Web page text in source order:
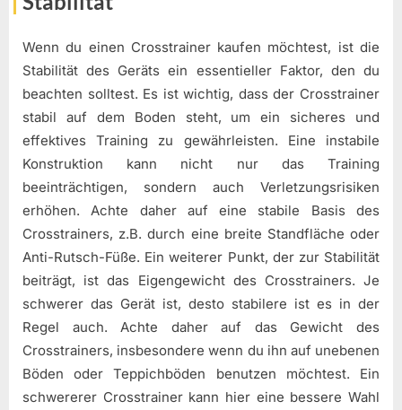
Wenn du einen Crosstrainer kaufen möchtest, ist die
Stabilität des Geräts ein essentieller Faktor, den du
beachten solltest. Es ist wichtig, dass der Crosstrainer
stabil auf dem Boden steht, um ein sicheres und
effektives Training zu gewährleisten. Eine instabile
Konstruktion kann nicht nur das Training
beeinträchtigen, sondern auch Verletzungsrisiken
erhöhen. Achte daher auf eine stabile Basis des
Crosstrainers, z.B. durch eine breite Standfläche oder
Anti-Rutsch-Füße. Ein weiterer Punkt, der zur Stabilität
beiträgt, ist das Eigengewicht des Crosstrainers. Je
schwerer das Gerät ist, desto stabilere ist es in der
Regel auch. Achte daher auf das Gewicht des
Crosstrainers, insbesondere wenn du ihn auf unebenen
Böden oder Teppichböden benutzen möchtest. Ein
schwererer Crosstrainer kann hier eine bessere Wahl